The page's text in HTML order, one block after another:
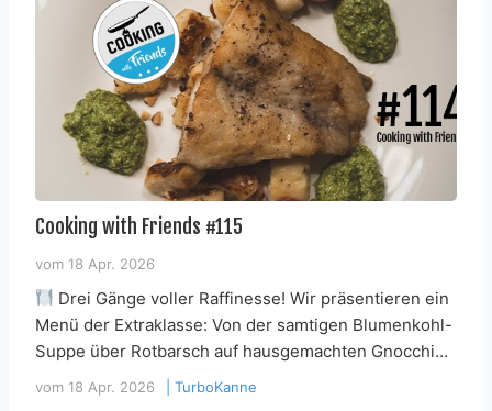
Cooking with Friends #115
vom 18 Apr. 2026
Drei Gänge voller Raffinesse! Wir präsentieren ein
Menü der Extraklasse: Von der samtigen Blumenkohl-
Suppe über Rotbarsch auf hausgemachten Gnocchi…
vom 18 Apr. 2026 TurboKanne